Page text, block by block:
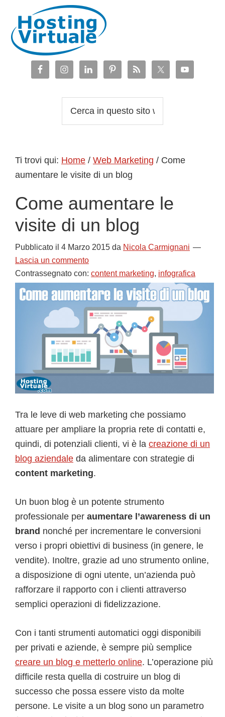
navigazione
primaria
contenuto
principale
barra
laterale
piè
web
Ti trovi qui: Home / Web Marketing / Come
aumentare le visite di un blog
Come aumentare le
visite di un blog
Pubblicato il 4 Marzo 2015 da Nicola Carmignani
Lascia un commento
Contrassegnato con: content marketing, infografica
Tra le leve di web marketing che possiamo
attuare per ampliare la propria rete di contatti e,
quindi, di potenziali clienti, vi è la creazione di un
blog aziendale da alimentare con strategie di
content marketing.
Un buon blog è un potente strumento
professionale per aumentare l’awareness di un
brand nonché per incrementare le conversioni
verso i propri obiettivi di business (in genere, le
vendite). Inoltre, grazie ad uno strumento online,
a disposizione di ogni utente, un’azienda può
rafforzare il rapporto con i clienti attraverso
semplici operazioni di fidelizzazione.
Con i tanti strumenti automatici oggi disponibili
per privati e aziende, è sempre più semplice
creare un blog e metterlo online. L’operazione più
difficile resta quella di costruire un blog di
successo che possa essere visto da molte
persone. Le visite a un blog sono un parametro